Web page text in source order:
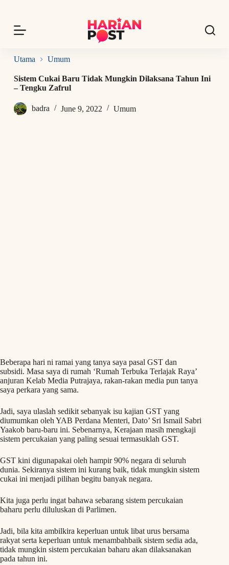
p
o
n
n
Utama Umum
Sistem Cukai Baru Tidak Mungkin Dilaksana Tahun Ini
– Tengku Zafrul
badra June 9, 2022 Umum
Beberapa hari ni ramai yang tanya saya pasal GST dan
subsidi. Masa saya di rumah ‘Rumah Terbuka Terlajak Raya’
anjuran Kelab Media Putrajaya, rakan-rakan media pun tanya
saya perkara yang sama.
Jadi, saya ulaslah sedikit sebanyak isu kajian GST yang
diumumkan oleh YAB Perdana Menteri, Dato’ Sri Ismail Sabri
Yaakob baru-baru ini. Sebenarnya, Kerajaan masih mengkaji
sistem percukaian yang paling sesuai termasuklah GST.
GST kini digunapakai oleh hampir 90% negara di seluruh
dunia. Sekiranya sistem ini kurang baik, tidak mungkin sistem
cukai ini menjadi pilihan begitu banyak negara.
Kita juga perlu ingat bahawa sebarang sistem percukaian
baharu perlu diluluskan di Parlimen.
Jadi, bila kita ambilkira keperluan untuk libat urus bersama
rakyat serta keperluan untuk menambahbaik sistem sedia ada,
tidak mungkin sistem percukaian baharu akan dilaksanakan
pada tahun ini.